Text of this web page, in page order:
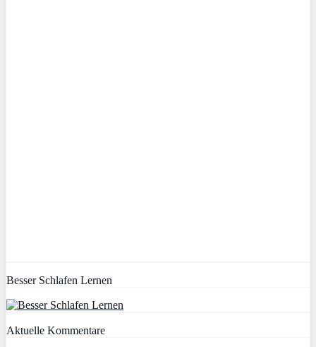
Besser Schlafen Lernen
Aktuelle Kommentare